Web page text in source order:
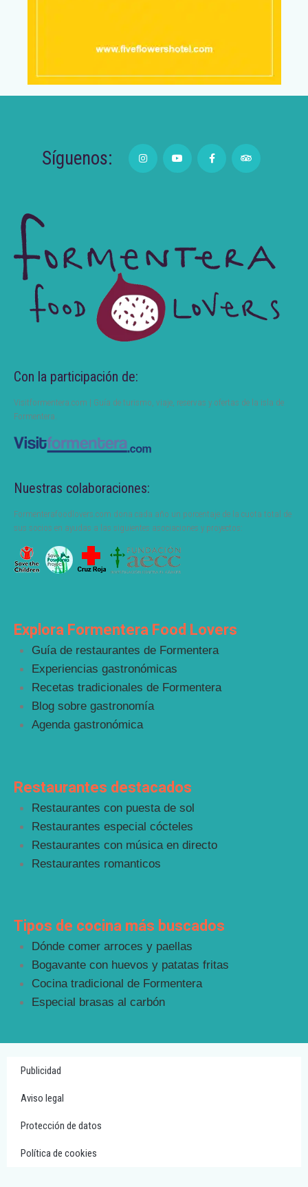
Síguenos:
Con la participación de:
Visitformentera.com | Guía de turismo, viaje, reservas y ofertas de la isla de
Formentera.
Nuestras colaboraciones:
Formenterafoodlovers.com dona cada año un porcentaje de la cuota total de
sus socios en ayudas a las siguientes asociaciones y proyectos:
Explora Formentera Food Lovers
Guía de restaurantes de Formentera
Experiencias gastronómicas
Recetas tradicionales de Formentera
Blog sobre gastronomía
Agenda gastronómica
Restaurantes destacados
Restaurantes con puesta de sol
Restaurantes especial cócteles
Restaurantes con música en directo
Restaurantes romanticos
Tipos de cocina más buscados
Dónde comer arroces y paellas
Bogavante con huevos y patatas fritas
Cocina tradicional de Formentera
Especial brasas al carbón
Publicidad
Aviso legal
Protección de datos
Política de cookies